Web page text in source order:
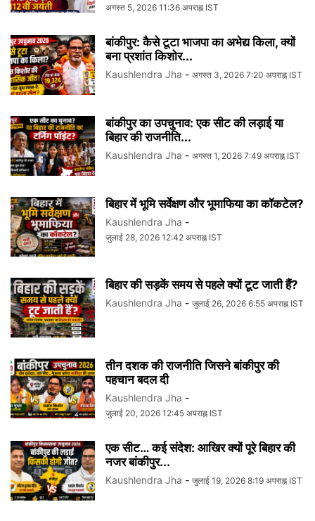
अगस्त 5, 2026 11:36 अपराह्न IST
बांकीपुर: कैसे टूटा भाजपा का अभेद्य किला, क्यों
बना प्रशांत किशोर...
Kaushlendra Jha - अगस्त 3, 2026 7:20 अपराह्न IST
बांकीपुर का उपचुनाव: एक सीट की लड़ाई या
बिहार की राजनीति...
Kaushlendra Jha - अगस्त 1, 2026 7:49 अपराह्न IST
बिहार में भूमि सर्वेक्षण और भूमाफिया का कॉकटेल?
Kaushlendra Jha -
जुलाई 28, 2026 12:42 अपराह्न IST
बिहार की सड़कें समय से पहले क्यों टूट जाती हैं?
Kaushlendra Jha - जुलाई 26, 2026 6:55 अपराह्न IST
तीन दशक की राजनीति जिसने बांकीपुर की
पहचान बदल दी
Kaushlendra Jha -
जुलाई 20, 2026 12:45 अपराह्न IST
एक सीट… कई संदेश: आखिर क्यों पूरे बिहार की
नजर बांकीपुर...
Kaushlendra Jha - जुलाई 19, 2026 8:19 अपराह्न IST